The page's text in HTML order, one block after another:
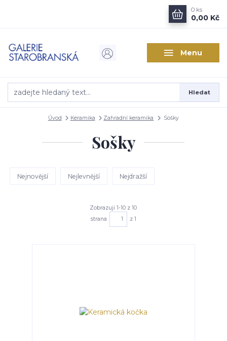
Menu
Hledat
0 ks
0,00 Kč
Úvod Keramika Zahradní keramika Sošky
Sošky
Nejnovější Nejlevnější Nejdražší
Zobrazuji 1-10 z 10
strana
z 1